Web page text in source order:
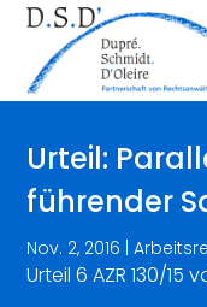
Urteil:
führender
Nov. 2, 2016 |
Urteil 6 AZR 130/15